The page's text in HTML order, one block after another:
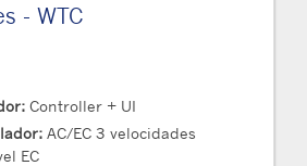
- WTC
Controller + UI
AC/EC 3 velocidades
EC